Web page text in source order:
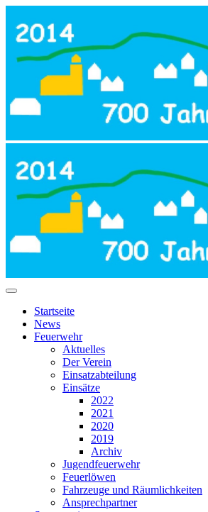
Startseite
News
Feuerwehr
Aktuelles
Der Verein
Einsatzabteilung
Einsätze
2022
2021
2020
2019
Archiv
Jugendfeuerwehr
Feuerlöwen
Fahrzeuge und Räumlichkeiten
Ansprechpartner